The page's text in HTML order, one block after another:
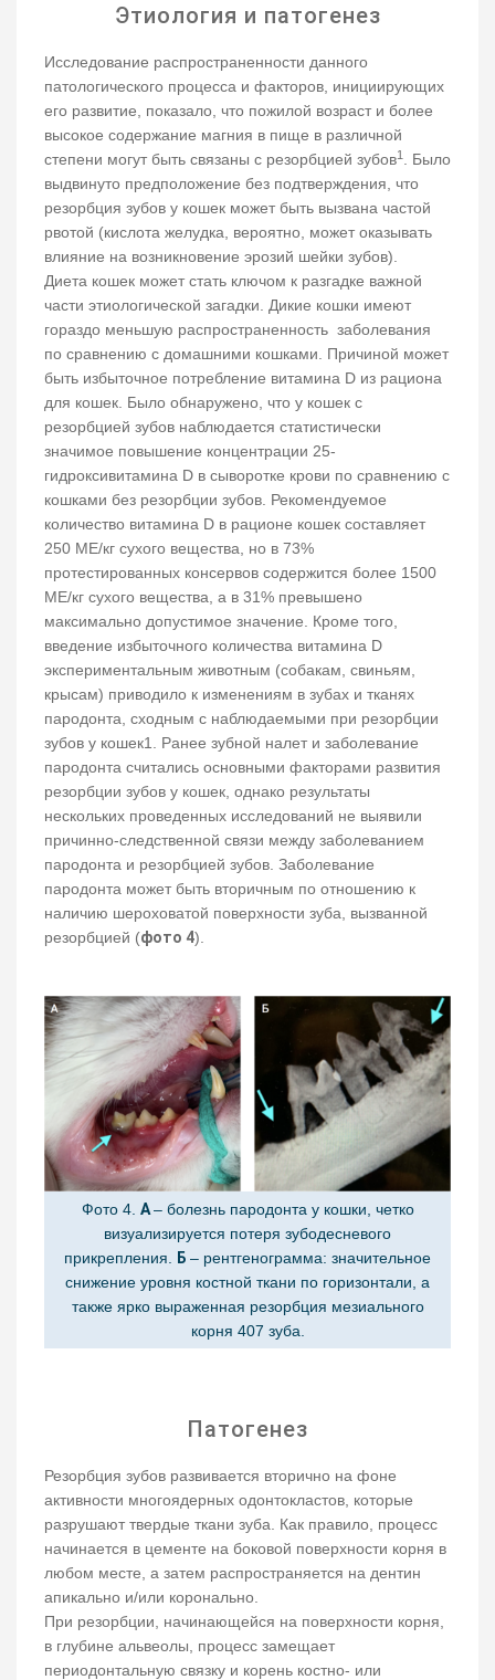
Этиология и патогенез
Исследование распространенности данного
патологического процесса и факторов, инициирующих
его развитие, показало, что пожилой возраст и более
высокое содержание магния в пище в различной
степени могут быть связаны с резорбцией зубов1
. Было
выдвинуто предположение без подтверждения, что
резорбция зубов у кошек может быть вызвана частой
рвотой (кислота желудка, вероятно, может оказывать
влияние на возникновение эрозий шейки зубов).
Диета кошек может стать ключом к разгадке важной
части этиологической загадки. Дикие кошки имеют
гораздо меньшую распространенность заболевания
по сравнению с домашними кошками. Причиной может
быть избыточное потребление витамина D из рациона
для кошек. Было обнаружено, что у кошек с
резорбцией зубов наблюдается статистически
значимое повышение концентрации 25-
гидроксивитамина D в сыворотке крови по сравнению с
кошками без резорбции зубов. Рекомендуемое
количество витамина D в рационе кошек составляет
250 МЕ/кг сухого вещества, но в 73%
протестированных консервов содержится более 1500
МЕ/кг сухого вещества, а в 31% превышено
максимально допустимое значение. Кроме того,
введение избыточного количества витамина D
экспериментальным животным (собакам, свиньям,
крысам) приводило к изменениям в зубах и тканях
пародонта, сходным с наблюдаемыми при резорбции
зубов у кошек1. Ранее зубной налет и заболевание
пародонта считались основными факторами развития
резорбции зубов у кошек, однако результаты
нескольких проведенных исследований не выявили
причинно-следственной связи между заболеванием
пародонта и резорбцией зубов. Заболевание
пародонта может быть вторичным по отношению к
наличию шероховатой поверхности зуба, вызванной
резорбцией (фото 4).
Фото 4. А– болезнь пародонта у кошки, четко
визуализируется потеря зубодесневого
прикрепления.
Б – рентгенограмма: значительное
снижение уровня костной ткани по горизонтали, а
также ярко выраженная резорбция мезиального
корня 407 зуба.
Патогенез
Резорбция зубов развивается вторично на фоне
активности многоядерных одонтокластов, которые
разрушают твердые ткани зуба. Как правило, процесс
начинается в цементе на боковой поверхности корня в
любом месте, а затем распространяется на дентин
апикально и/или коронально.
При резорбции, начинающейся на поверхности корня,
в глубине альвеолы, процесс замещает
периодонтальную связку и корень костно- или